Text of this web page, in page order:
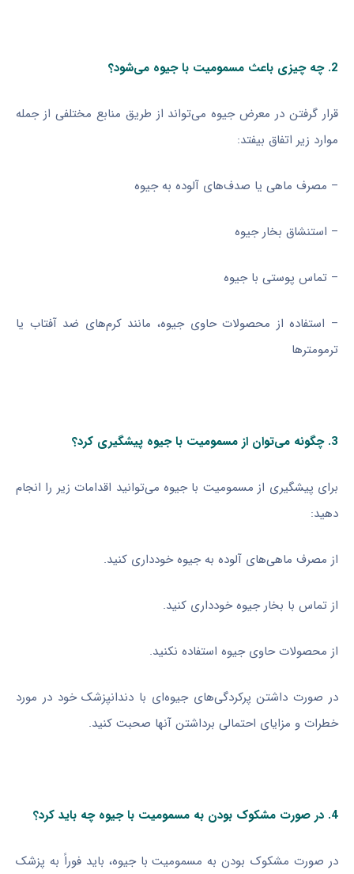
2. چه چیزی باعث مسمومیت با جیوه می‌شود؟
قرار گرفتن در معرض جیوه می‌تواند از طریق منابع مختلفی از جمله
موارد زیر اتفاق بیفتد:
– مصرف ماهی یا صدف‌های آلوده به جیوه
– استنشاق بخار جیوه
– تماس پوستی با جیوه
– استفاده از محصولات حاوی جیوه، مانند کرم‌های ضد آفتاب یا
ترمومترها
3. چگونه می‌توان از مسمومیت با جیوه پیشگیری کرد؟
برای پیشگیری از مسمومیت با جیوه می‌توانید اقدامات زیر را انجام
دهید:
از مصرف ماهی‌های آلوده به جیوه خودداری کنید.
از تماس با بخار جیوه خودداری کنید.
از محصولات حاوی جیوه استفاده نکنید.
در صورت داشتن پرکردگی‌های جیوه‌ای با دندانپزشک خود در مورد
خطرات و مزایای احتمالی برداشتن آنها صحبت کنید.
4. در صورت مشکوک بودن به مسمومیت با جیوه چه باید کرد؟
در صورت مشکوک بودن به مسمومیت با جیوه، باید فوراً به پزشک